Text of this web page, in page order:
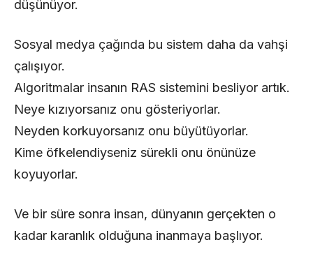
düşünüyor.
Sosyal medya çağında bu sistem daha da vahşi
çalışıyor.
Algoritmalar insanın RAS sistemini besliyor artık.
Neye kızıyorsanız onu gösteriyorlar.
Neyden korkuyorsanız onu büyütüyorlar.
Kime öfkelendiyseniz sürekli onu önünüze
koyuyorlar.
Ve bir süre sonra insan, dünyanın gerçekten o
kadar karanlık olduğuna inanmaya başlıyor.